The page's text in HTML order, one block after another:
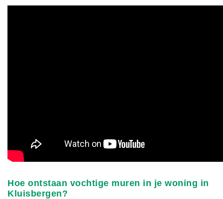
Hoe ontstaan vochtige muren in je woning in
Kluisbergen?